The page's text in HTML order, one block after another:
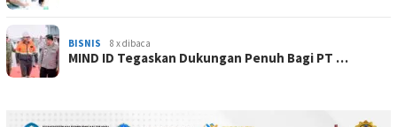
BISNIS 8 x dibaca
MIND ID Tegaskan Dukungan Penuh Bagi PT …